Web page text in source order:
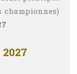
championnes)